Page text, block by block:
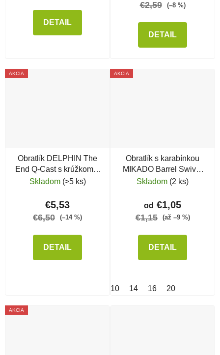
DETAIL
€2,59 (–8 %)
DETAIL
AKCIA
Obratlík DELPHIN The
End Q-Cast s krúžkom a
rýchloklipom
Skladom (>5 ks)
€5,53
€6,50 (–14 %)
DETAIL
AKCIA
Obratlík s karabínkou
MIKADO Barrel Swivel
HX 3020
Skladom (2 ks)
od €1,05
€1,15 (až –9 %)
DETAIL
10 14 16 20
AKCIA